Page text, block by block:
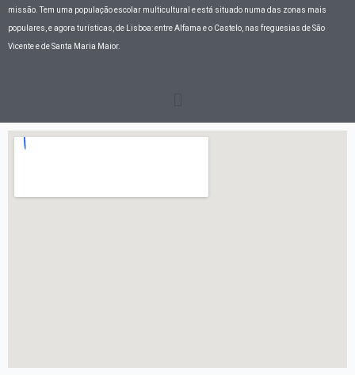
missão. Tem uma população escolar multicultural e está situado numa das zonas mais
populares, e agora turísticas, de Lisboa: entre Alfama e o Castelo, nas freguesias de São
Vicente e de Santa Maria Maior.